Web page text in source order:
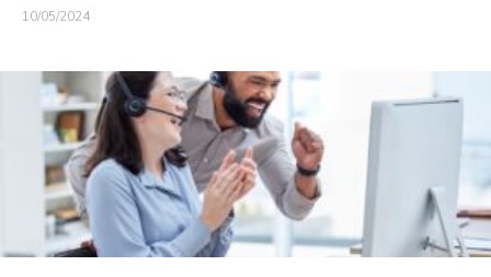
10/05/2024